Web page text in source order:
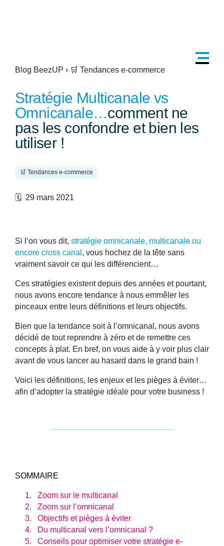
Blog BeezUP › 🛒 Tendances e-commerce
Stratégie Multicanale vs
Omnicanale…comment ne
pas les confondre et bien les
utiliser !
🛒 Tendances e-commerce
🗓️ 29 mars 2021
Si l’on vous dit, stratégie omnicanale, multicanale ou
encore cross canal , vous hochez de la tête sans
vraiment savoir ce qui les différencient…
Ces stratégies existent depuis des années et pourtant,
nous avons encore tendance à nous emmêler les
pinceaux entre leurs définitions et leurs objectifs.
Bien que la tendance soit à l’omnicanal, nous avons
décidé de tout reprendre à zéro et de remettre ces
concepts à plat. En bref, on vous aide à y voir plus clair
avant de vous lancer au hasard dans le grand bain !
Voici les définitions, les enjeux et les pièges à éviter…
afin d’adopter la stratégie idéale pour votre business !
SOMMAIRE
Zoom sur le multicanal
Zoom sur l’omnicanal
Objectifs et pièges à éviter
Du multicanal vers l’omnicanal ?
Conseils pour optimiser votre stratégie e-